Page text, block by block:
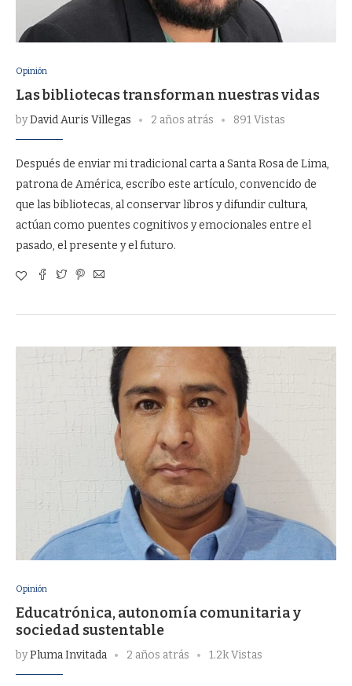
Opinión
Las bibliotecas transforman nuestras vidas
byDavid Auris Villegas 2 años atrás 891 Vistas
Después de enviar mi tradicional carta a Santa Rosa de Lima,
patrona de América, escribo este artículo, convencido de
que las bibliotecas, al conservar libros y difundir cultura,
actúan como puentes cognitivos y emocionales entre el
pasado, el presente y el futuro.
Opinión
Educatrónica, autonomía comunitaria y
sociedad sustentable
byPluma Invitada 2 años atrás 1.2k Vistas